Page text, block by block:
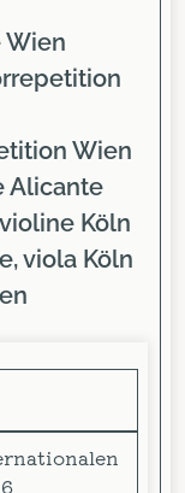
Wien
Wien
Alicante
violine Köln
viola Köln